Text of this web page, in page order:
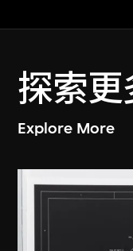
探索更
Explore More